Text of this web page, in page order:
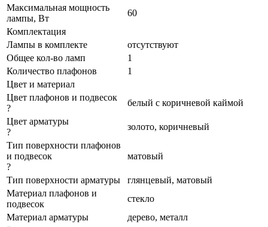
Максимальная мощность
лампы, Вт
60
Комплектация
Лампы в комплекте
отсутствуют
Общее кол-во ламп
1
Количество плафонов
1
Цвет и материал
Цвет плафонов и подвесок
?
белый с коричневой каймой
Цвет арматуры
?
золото, коричневый
Тип поверхности плафонов
и подвесок
?
матовый
Тип поверхности арматуры
глянцевый, матовый
Материал плафонов и
подвесок
стекло
Материал арматуры
дерево, металл